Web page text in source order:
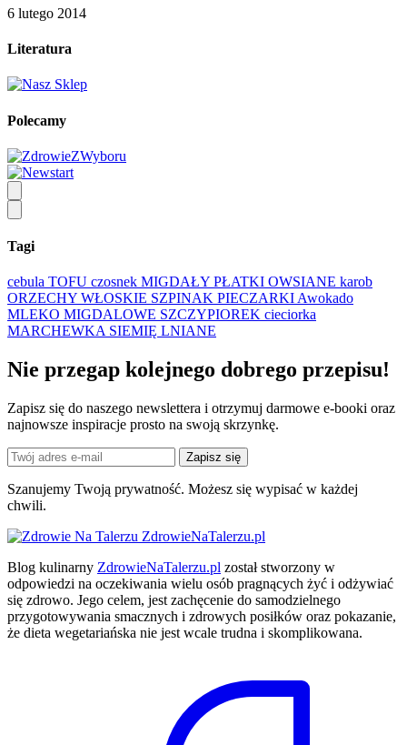
6 lutego 2014
Literatura
Polecamy
Tagi
cebula TOFU czosnek MIGDAŁY PŁATKI OWSIANE karob
ORZECHY WŁOSKIE SZPINAK PIECZARKIAwokado
MLEKO MIGDALOWE SZCZYPIOREK cieciorka
MARCHEWKA SIEMIĘ LNIANE
Nie przegap kolejnego dobrego przepisu!
Zapisz się do naszego newslettera i otrzymuj darmowe e-booki oraz
najnowsze inspiracje prosto na swoją skrzynkę.
Zapisz się
Szanujemy Twoją prywatność. Możesz się wypisać w każdej
chwili.
ZdrowieNaTalerzu.pl
Blog kulinarny ZdrowieNaTalerzu.pl został stworzony w
odpowiedzi na oczekiwania wielu osób pragnących żyć i odżywiać
się zdrowo. Jego celem, jest zachęcenie do samodzielnego
przygotowywania smacznych i zdrowych posiłków oraz pokazanie,
że dieta wegetariańska nie jest wcale trudna i skomplikowana.